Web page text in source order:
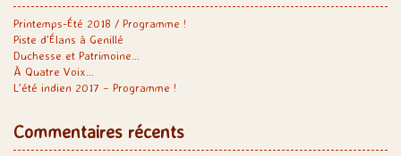
Printemps-Été 2018 / Programme !
Piste d’Élans à Genillé
Duchesse et Patrimoine…
À Quatre Voix…
L’été indien 2017 – Programme !
Commentaires récents